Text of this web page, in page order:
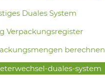
Duales System
Verpackungsregister
berechnen
duales-system